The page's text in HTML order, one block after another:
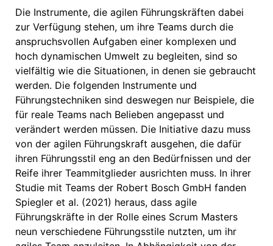
Die Instrumente, die agilen Führungskräften dabei
zur Verfügung stehen, um ihre Teams durch die
anspruchsvollen Aufgaben einer komplexen und
hoch dynamischen Umwelt zu begleiten, sind so
vielfältig wie die Situationen, in denen sie gebraucht
werden. Die folgenden Instrumente und
Führungstechniken sind deswegen nur Beispiele, die
für reale Teams nach Belieben angepasst und
verändert werden müssen. Die Initiative dazu muss
von der agilen Führungskraft ausgehen, die dafür
ihren Führungsstil eng an den Bedürfnissen und der
Reife ihrer Teammitglieder ausrichten muss. In ihrer
Studie mit Teams der Robert Bosch GmbH fanden
Spiegler et al. (2021) heraus, dass agile
Führungskräfte in der Rolle eines Scrum Masters
neun verschiedene Führungsstile nutzten, um ihr